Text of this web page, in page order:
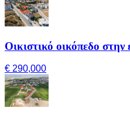
Οικιστικό οικόπεδο στην
€ 290,000